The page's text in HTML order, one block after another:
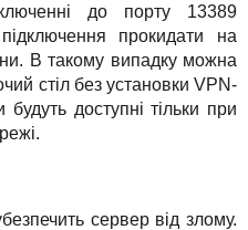
до порту 13389
прокидати на
В такому випадку можна
стіл без установки VPN-
доступні тільки при
сервер від злому.